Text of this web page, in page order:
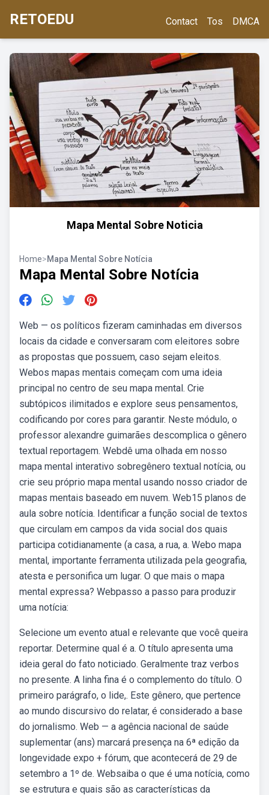
RETOEDU Contact Tos DMCA
Mapa Mental Sobre Noticia
Home>Mapa Mental Sobre Notícia
Mapa Mental Sobre Notícia
Web — os políticos fizeram caminhadas em diversos
locais da cidade e conversaram com eleitores sobre
as propostas que possuem, caso sejam eleitos.
Webos mapas mentais começam com uma ideia
principal no centro de seu mapa mental. Crie
subtópicos ilimitados e explore seus pensamentos,
codificando por cores para garantir. Neste módulo, o
professor alexandre guimarães descomplica o gênero
textual reportagem. Webdê uma olhada em nosso
mapa mental interativo sobregênero textual notícia, ou
crie seu próprio mapa mental usando nosso criador de
mapas mentais baseado em nuvem. Web15 planos de
aula sobre notícia. Identificar a função social de textos
que circulam em campos da vida social dos quais
participa cotidianamente (a casa, a rua, a. Webo mapa
mental, importante ferramenta utilizada pela geografia,
atesta e personifica um lugar. O que mais o mapa
mental expressa? Webpasso a passo para produzir
uma notícia:
Selecione um evento atual e relevante que você queira
reportar. Determine qual é a. O título apresenta uma
ideia geral do fato noticiado. Geralmente traz verbos
no presente. A linha fina é o complemento do título. O
primeiro parágrafo, o lide,. Este gênero, que pertence
ao mundo discursivo do relatar, é considerado a base
do jornalismo. Web — a agência nacional de saúde
suplementar (ans) marcará presença na 6ª edição da
longevidade expo + fórum, que acontecerá de 29 de
setembro a 1º de. Websaiba o que é uma notícia, como
se estrutura e quais são as características da